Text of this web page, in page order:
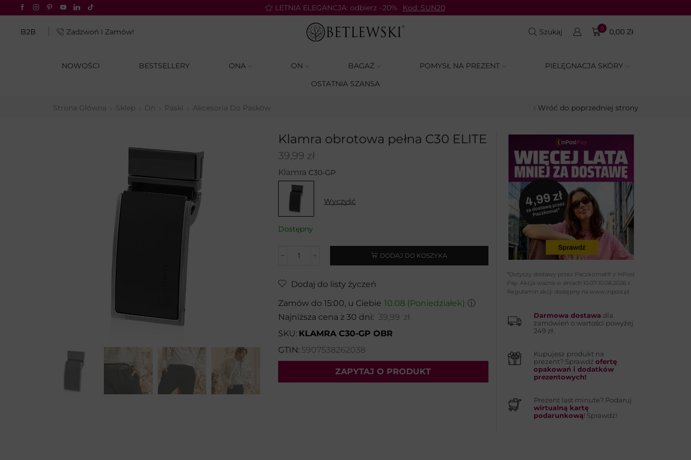
za 4,99 zł tylko z InPost Pay LETNIA ELEGANCJA: odbierz –20% Kod: SUN20
B2B Zadzwoń I Zamów! Szukaj 0 0,00 Zł
NOWOŚCI BESTSELLERY ONA ON BAGAŻ POMYSŁ NA PREZENT
PIELĘGNACJA SKÓRY
OSTATNIA SZANSA
Strona Główna Sklep On Paski Akcesoria Do Pasków Wróć do poprzedniej strony
Klamra obrotowa pełna C30 ELITE
39,99 zł
Klamra
Wyczyść
Dostępny
DODAJ DO KOSZYKA
Dodaj do listy życzeń
Zamów do 15:00, u Ciebie 10.08 (Poniedziałek) ⓘ
Najniższa cena z 30 dni: 39,99 zł
SKU: KLAMRA C30-GP OBR
GTIN: 5907538262038
ZAPYTAJ O PRODUKT
*Dotyczy dostawy przez Paczkomat® z InPost
Pay. Akcja ważna w dniach 10.07-10.08.2026 r.
Regulamin akcji dostępny na www.inpost.pl
Darmowa dostawa dla
zamówień o wartości powyżej
249 zł.
Kupujesz produkt na
prezent? Sprawdź ofertę
opakowań i dodatków
prezentowych!
Prezent last minute? Podaruj
wirtualną kartę
podarunkową! Sprawdź!